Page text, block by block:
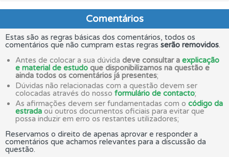
Comentários
Estas são as regras básicas dos comentários, todos os
comentários que não cumpram estas regras serão removidos.
Antes de colocar a sua dúvida deve consultar a explicação
e material de estudo que disponibilizamos na questão e
ainda todos os comentários já presentes;
Dúvidas não relacionadas com a questão devem ser
colocadas através do nosso formulário de contacto;
As afirmações devem ser fundamentadas com o código da
estrada ou outros documentos oficiais para evitar que
possa induzir em erro os restantes utilizadores;
Reservamos o direito de apenas aprovar e responder a
comentários que achamos relevantes para a discussão da
questão.